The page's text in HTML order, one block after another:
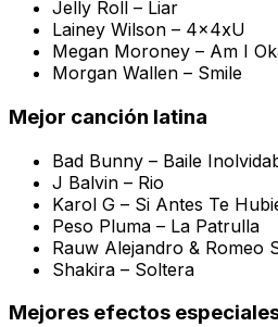
Jelly Roll – Liar
Lainey Wilson – 4x4xU
Megan Moroney – Am I
Morgan Wallen – Smile
Mejor canción latina
Bad Bunny – Baile
J Balvin – Rio
Karol G – Si Antes Te
Peso Pluma – La Patrulla
Rauw Alejandro & Romeo
Shakira – Soltera
Mejores efectos